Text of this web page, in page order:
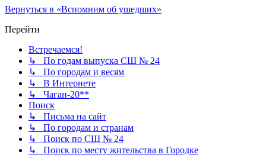
Вернуться в «Вспомним об ушедших»
Перейти
Встречаемся!
↳ По годам выпуска СШ № 24
↳ По городам и весям
↳ В Интернете
↳ Чаган-20**
Поиск
↳ Письма на сайт
↳ По городам и странам
↳ Поиск по СШ № 24
↳ Поиск по месту жительства в Городке